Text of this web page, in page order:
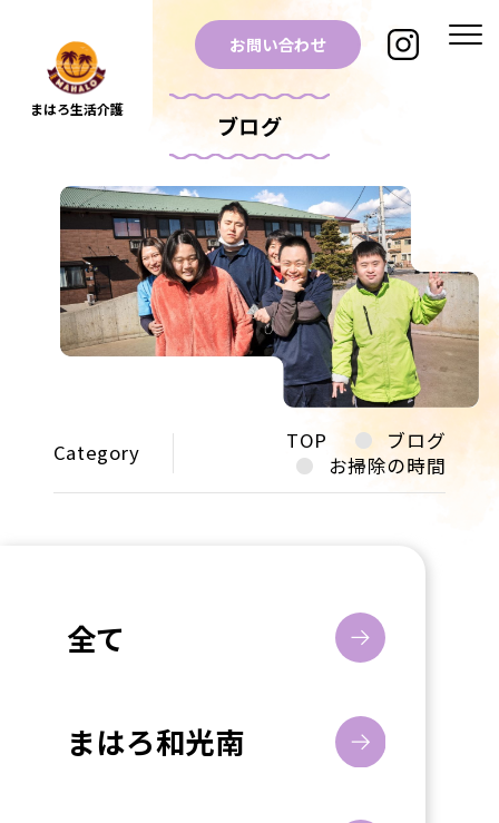
まはろ生活介護
お問い合わせ
ブログ
Category TOP
ブログ
お掃除の時間
全て
まはろ和光南